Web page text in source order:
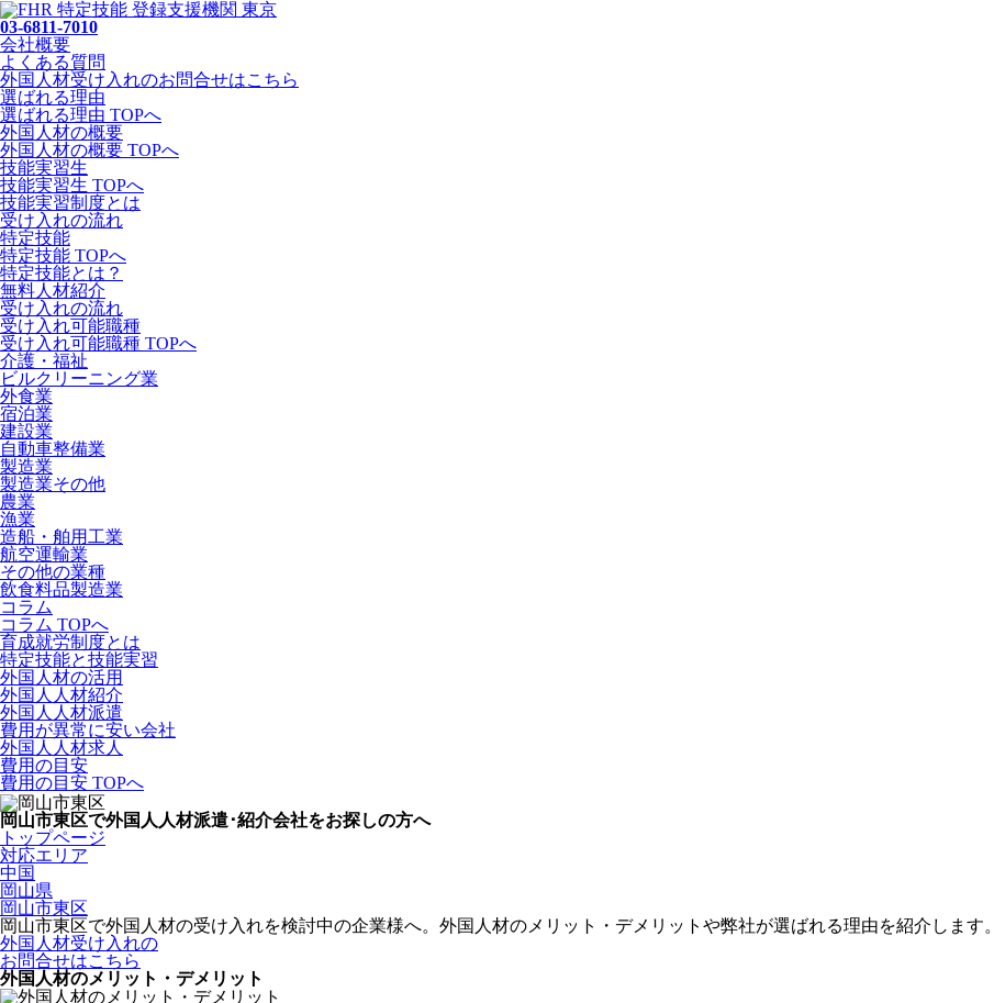
03-6811-7010
会社概要
よくある質問
外国人材受け入れのお問合せはこちら
選ばれる理由
選ばれる理由 TOPへ
外国人材の概要
外国人材の概要 TOPへ
技能実習生
技能実習生 TOPへ
技能実習制度とは
受け入れの流れ
特定技能
特定技能 TOPへ
特定技能とは？
無料人材紹介
受け入れの流れ
受け入れ可能職種
受け入れ可能職種 TOPへ
介護・福祉
ビルクリーニング業
外食業
宿泊業
建設業
自動車整備業
製造業
製造業その他
農業
漁業
造船・舶用工業
航空運輸業
その他の業種
飲食料品製造業
コラム
コラム TOPへ
育成就労制度とは
特定技能と技能実習
外国人材の活用
外国人人材紹介
外国人人材派遣
費用が異常に安い会社
外国人人材求人
費用の目安
費用の目安 TOPへ
岡山市東区で外国人人材派遣･紹介会社をお探しの方へ
トップページ
対応エリア
中国
岡山県
岡山市東区
岡山市東区で外国人材の受け入れを検討中の企業様へ。外国人材のメリット・デメリットや弊社が選ばれる理由を紹介します。
外国人材受け入れの
お問合せはこちら
外国人材のメリット・デメリット